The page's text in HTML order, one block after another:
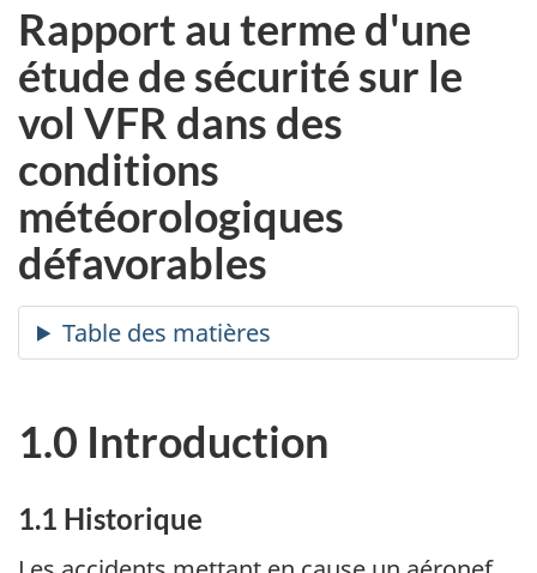
Rapport au terme d'une
étude de sécurité sur le
vol VFR dans des
conditions
météorologiques
défavorables
1.0 Introduction
1.1 Historique